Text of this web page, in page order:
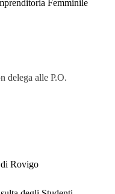
Femminile
delega alle P.O.
Rovigo